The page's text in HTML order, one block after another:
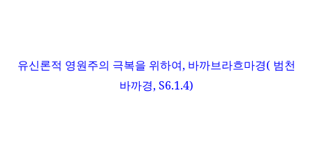
유신론적 영원주의 극복을 위하여, 바까브라흐마경( 범천
바까경, S6.1.4)